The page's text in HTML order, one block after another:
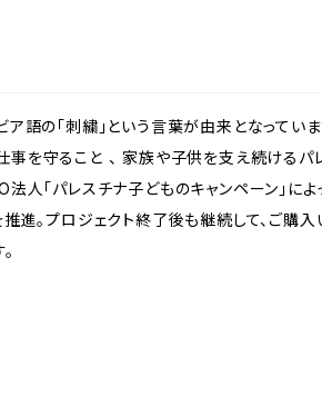
ア語の「刺繍」という言葉が由来となっていま
を守ること 、 家族や子供を支え続けるパ
法人「パレスチナ子どものキャンペーン」に
推進。プロジェクト終了後も継続して、ご